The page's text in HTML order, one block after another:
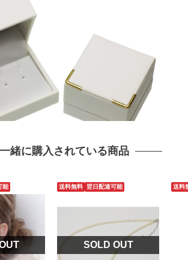
緒に購入されている商品
能 送料無料 翌日配達可能
SOLD OUT
送料